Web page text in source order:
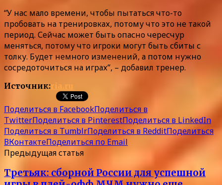
“У нас мало времени, чтобы пытаться что-то
пробовать на тренировках, потому что это не такой
период. Сейчас может быть опасно чересчур
меняться, потому что игроки могут быть сбиты с
толку. Будет немного изменений, а потом нужно
сосредоточиться на играх”, – добавил тренер.
Источник:ria.ru
Поделиться в FacebookПоделиться в
TwitterПоделиться в PinterestПоделиться в LinkedIn
Поделиться в TumblrПоделиться в RedditПоделиться
ВКонтактеПоделиться по Email
Предыдущая статья
Третьяк: сборной России для успешной